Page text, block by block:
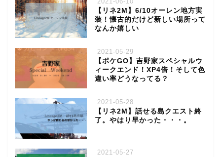
【リネ2M】6/10オーレン地方実
装！懐古的だけど新しい場所って
なんか嬉しい
2021-05-29
【ポケGO】吉野家スペシャルウ
ィークエンド！XP4倍！そして色
違い率どうなってる？
2021-05-28
【リネ2M】話せる島クエスト終
了。やはり早かった・・・。
2021-05-27